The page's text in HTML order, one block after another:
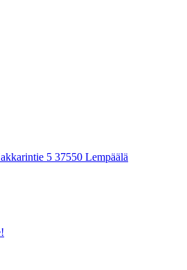
5 37550 Lempäälä